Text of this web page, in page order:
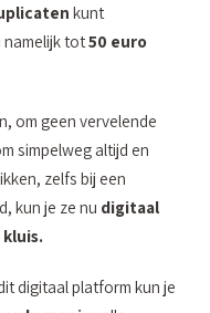
kunt
namelijk tot50 euro
om geen vervelende
simpelweg altijd en
zelfs bij een
kun je ze nu digitaal
digitaal platform kun je